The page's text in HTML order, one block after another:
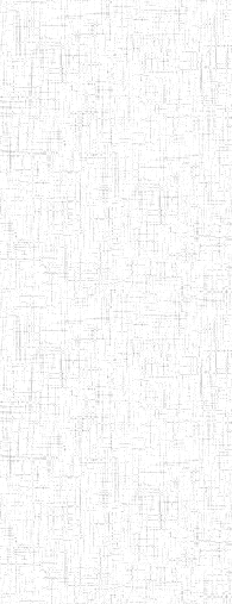
2 3 4 5
6